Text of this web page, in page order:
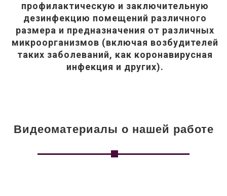
профилактическую и заключительную
дезинфекцию помещений различного
размера и предназначения от различных
микроорганизмов (включая возбудителей
таких заболеваний, как коронавирусная
инфекция и других).
Видеоматериалы о нашей работе